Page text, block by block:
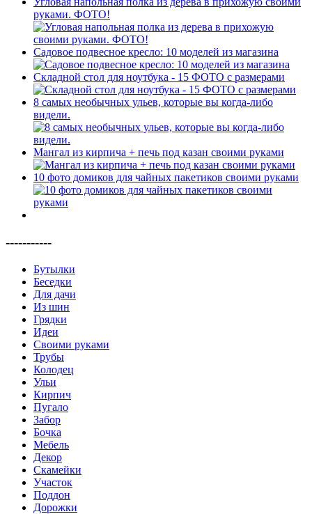
руками. ФОТО!
Садовое подвесное кресло: 10 моделей из магазина
Складной стол для ноутбука - 15 ФОТО с размерами
8 самых необычных ульев, которые вы когда-либо
видели.
Мангал из кирпича + печь под казан своими руками
10 фото домиков для чайных пакетиков своими руками
-----------
Бутылки
Беседки
Для дачи
Из шин
Грядки
Идеи
Своими руками
Трубы
Колодец
Ульи
Кирпич
Пугало
Забор
Бочка
Мебель
Декор
Скамейки
Участок
Поддон
Дорожки